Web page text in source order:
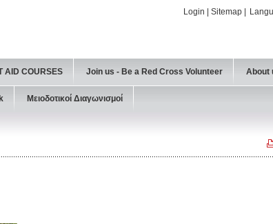
Login Sitemap
AID COURSES Join us - Be a Red Cross Volunteer About
Μειοδοτικοί Διαγωνισμοί